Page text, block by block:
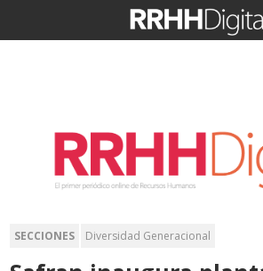
SECCIONES Diversidad Generacional